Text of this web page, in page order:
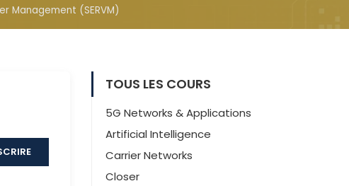
Management (SERVM)
TOUS LES COURS
5G Networks & Applications
Artificial Intelligence
Carrier Networks
Closer